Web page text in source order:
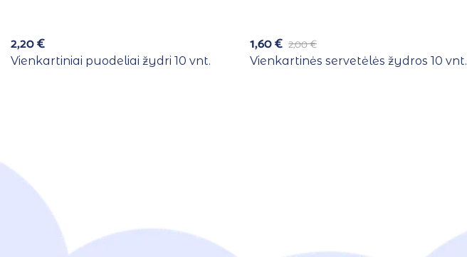
2,20€
Vienkartiniai puodeliai žydri 10 vnt.
2,00€
1,60€
Vienkartinės servetėlės žydros 10 vnt.